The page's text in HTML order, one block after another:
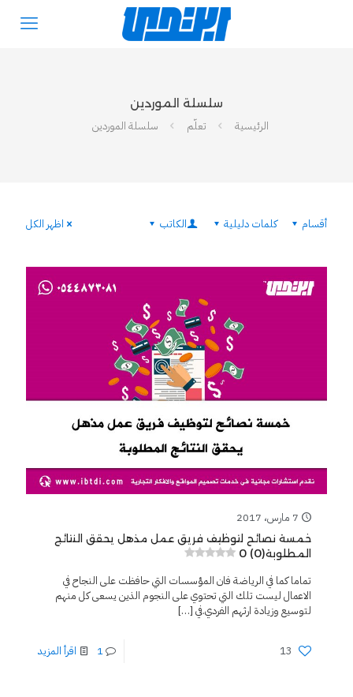
سلسلة الموردين
الرئيسية
تعلّم سلسلة الموردين
أقسام كلمات دليلية الكاتب اظهر الكل
7 مارس، 2017
خمسة نصائح لتوظيف فريق عمل مذهل يحقق النتائج
المطلوبة0 (0)
تماما كما في الرياضة فان المؤسسات التي حافظت على النجاح في
الاعمال ليست تلك التي تحتوي على النجوم الذين يسعى كل منهم
لتوسيع وزيادة ارثهم الفردي.في […]
13
1 اقرأ المزيد